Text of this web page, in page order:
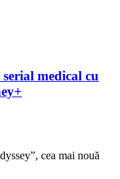
medical cu
cea mai nouă